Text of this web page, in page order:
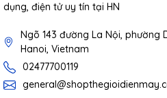
dụng, điện tử uy tín tại HN
Ngõ 143 đường La Nội, phường
Hanoi, Vietnam
02477700119